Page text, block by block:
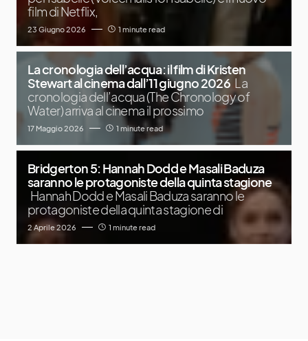
film di Netflix,
23 Giugno 2026 1 minute read
La cronologia dell’acqua: il film di Kristen
Stewart al cinema dall’11 giugno 2026 La
cronologia dell’acqua (The Chronology of
Water) arriva al cinema il prossimo
17 Maggio 2026 1 minute read
Bridgerton 5: Hannah Dodd e Masali Baduza
saranno le protagoniste della quinta stagione
Hannah Dodd e Masali Baduza saranno le
protagoniste della quinta stagione di
2 Aprile 2026 1 minute read